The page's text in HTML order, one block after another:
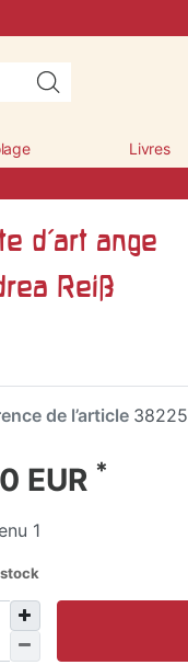
Livres
d'art ange
Reiß
de l’article 38225
EUR *
1